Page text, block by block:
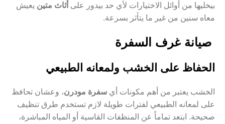
بيخليها من أوائل الاختيارات لأي حد بيدور على أثاث متين يعيش
معاه سنين من غير ما يتأثر بسرعة.
صيانة غرف السفرة
الحفاظ على الخشب ولمعانه الطبيعي
الخشب يعتبر من أهم مكونات أي سفرة مودرن، وعشان تحافظ
على لمعانه الطبيعي لفترات طويلة لازم تستخدم طرق تنظيف
صحيحة. ابتعد تماماً عن المنظفات القاسية أو المياه المباشرة،